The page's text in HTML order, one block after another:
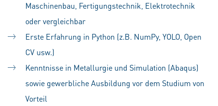
Maschinenbau, Fertigungstechnik, Elektrotechnik
oder vergleichbar
Erste Erfahrung in Python (z.B. NumPy, YOLO, Open
CV usw.)
Kenntnisse in Metallurgie und Simulation (Abaqus)
sowie gewerbliche Ausbildung vor dem Studium von
Vorteil